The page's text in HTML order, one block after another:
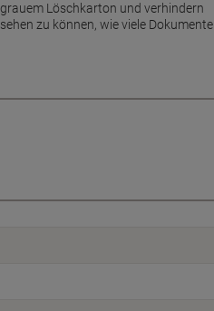
Löschkarton und verhindern
zu können, wie viele Dokumente